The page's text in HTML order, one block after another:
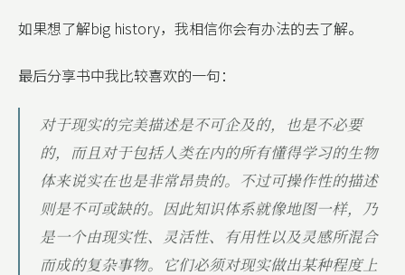
如果想了解big history，我相信你会有办法的去了解。
最后分享书中我比较喜欢的一句：
对于现实的完美描述是不可企及的，也是不必要
的，而且对于包括人类在内的所有懂得学习的生物
体来说实在也是非常昂贵的。不过可操作性的描述
则是不可或缺的。因此知识体系就像地图一样，乃
是一个由现实性、灵活性、有用性以及灵感所混合
而成的复杂事物。它们必须对现实做出某种程度上